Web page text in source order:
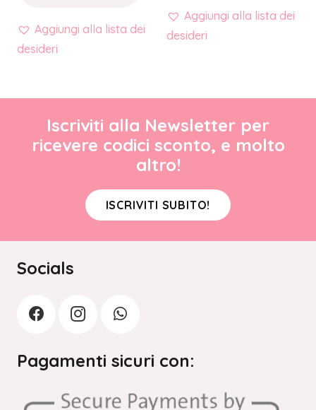
Aggiungi alla lista dei
desideri
Aggiungi alla lista dei
desideri
Iscriviti alla Newsletter per
ricevere codici sconto, e molto
altro!
ISCRIVITI SUBITO!
Socials
Pagamenti sicuri con: